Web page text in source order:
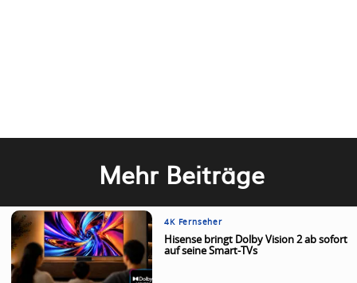
Mehr Beiträge
4K Fernseher
Hisense bringt Dolby Vision 2 ab sofort
auf seine Smart-TVs